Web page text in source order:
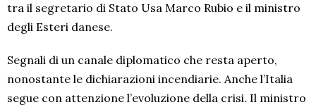
tra il segretario di Stato Usa Marco Rubio e il ministro
degli Esteri danese.
Segnali di un canale diplomatico che resta aperto,
nonostante le dichiarazioni incendiarie. Anche l’Italia
segue con attenzione l’evoluzione della crisi. Il ministro